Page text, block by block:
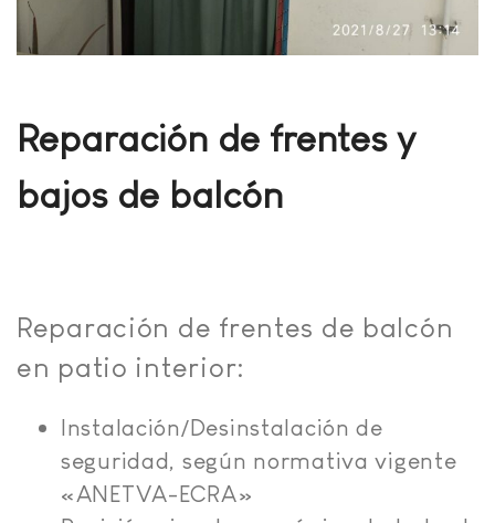
Reparación de frentes y
bajos de balcón
Reparación de frentes de balcón
en patio interior:
Instalación/Desinstalación de
seguridad, según normativa vigente
«ANETVA-ECRA»